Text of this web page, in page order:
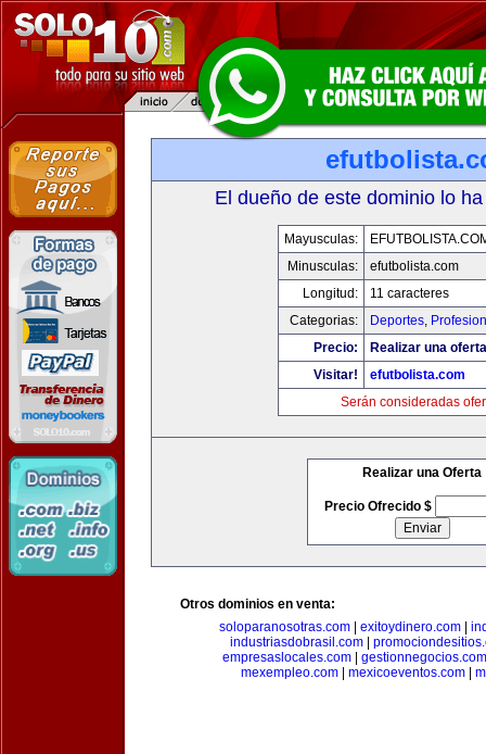
El dueño de este dominio lo
Mayusculas:
Minusculas:
efutbolista.com
Longitud:
11 caracteres
Categorias:
Deportes,
Precio:
Realizar una
Visitar!
efutbolista.com
Serán consideradas
Realizar una Oferta
Precio Ofrecido $
Otros dominios en venta:
soloparanosotras.com
exitoydinero.com
industriasdobrasil.com|
empresaslocales.com| gestionnegocios.com
mexempleo.com| mexicoeventos.com|